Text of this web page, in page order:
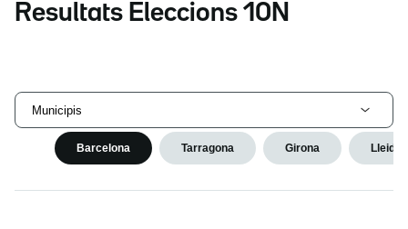
Resultats Eleccions 10N
Municipis
Barcelona Tarragona Girona Lleida